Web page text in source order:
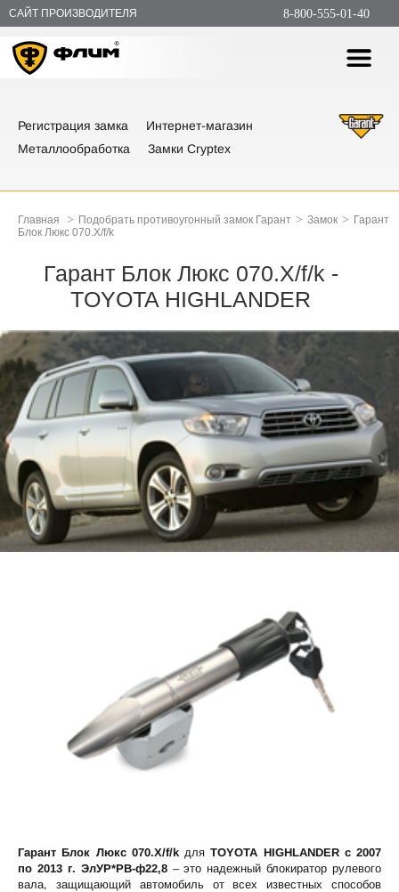
САЙТ ПРОИЗВОДИТЕЛЯ 8-800-555-01-40
Регистрация замка
Интернет-магазин
Металлообработка
Замки Cryptex
Главная > Подобрать противоугонный замок Гарант > Замок > Гарант
Блок Люкс 070.X/f/k
Гарант Блок Люкс 070.X/f/k -
TOYOTA HIGHLANDER
Гарант Блок Люкс 070.X/f/kдляTOYOTA HIGHLANDER c 2007
по 2013 г. ЭлУР*РВ-ф22,8– это надежный блокиратор рулевого
вала, защищающий автомобиль от всех известных способов